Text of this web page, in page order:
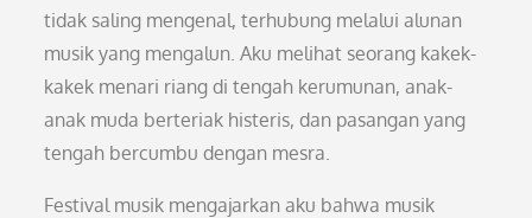
tidak saling mengenal, terhubung melalui alunan
musik yang mengalun. Aku melihat seorang kakek-
kakek menari riang di tengah kerumunan, anak-
anak muda berteriak histeris, dan pasangan yang
tengah bercumbu dengan mesra.
Festival musik mengajarkan aku bahwa musik